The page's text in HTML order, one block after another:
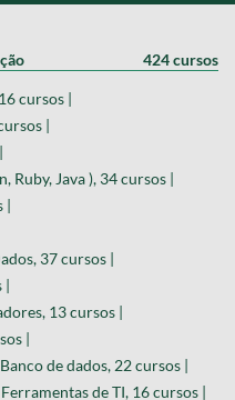
424 cursos
cursos |
|
Java ), 34 cursos |
37 cursos |
13 cursos |
|
Banco de dados, 22 cursos |
Ferramentas de TI, 16 cursos |